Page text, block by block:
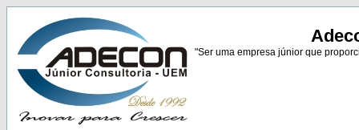
"Ser uma empresa júnior que